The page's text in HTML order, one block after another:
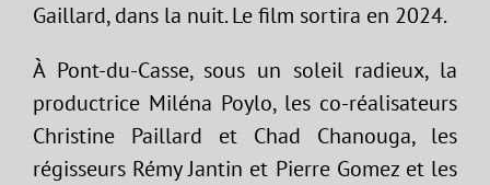
Gaillard, dans la nuit. Le film sortira en 2024.
À Pont-du-Casse, sous un soleil radieux, la
productrice Miléna Poylo, les co-réalisateurs
Christine Paillard et Chad Chanouga, les
régisseurs Rémy Jantin et Pierre Gomez et les